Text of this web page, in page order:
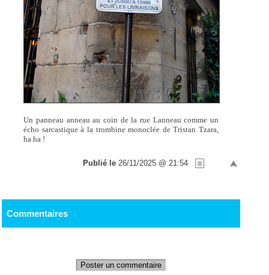
Un panneau anneau au coin de la rue Lanneau comme un
écho sarcastique à la trombine monoclée de Tristan Tzara,
ha ha !
Publié le 26/11/2025 @ 21:54
Commentaires
Poster un commentaire